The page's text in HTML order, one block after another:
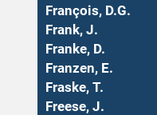
François, D.G.
Frank, J.
Franke, D.
Franzen, E.
Fraske, T.
Freese, J.